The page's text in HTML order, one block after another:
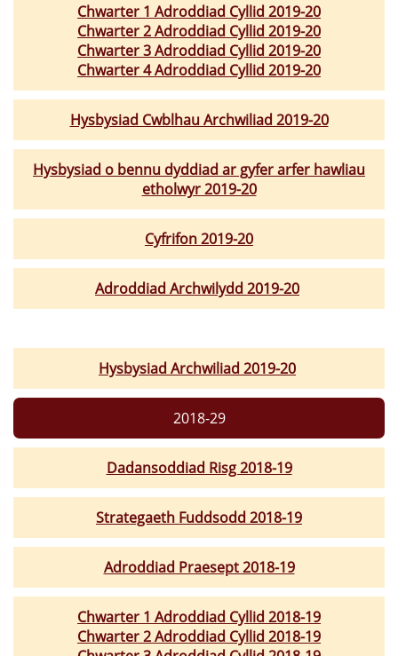
Chwarter 1 Adroddiad Cyllid 2019-20
Chwarter 2 Adroddiad Cyllid 2019-20
Chwarter 3 Adroddiad Cyllid 2019-20
Chwarter 4 Adroddiad Cyllid 2019-20
Hysbysiad Cwblhau Archwiliad 2019-20
Hysbysiad o bennu dyddiad ar gyfer arfer hawliau
etholwyr 2019-20
Cyfrifon 2019-20
Adroddiad Archwilydd 2019-20
Hysbysiad Archwiliad 2019-20
2018-29
Dadansoddiad Risg 2018-19
Strategaeth Fuddsodd 2018-19
Adroddiad Praesept 2018-19
Chwarter 1 Adroddiad Cyllid 2018-19
Chwarter 2 Adroddiad Cyllid 2018-19